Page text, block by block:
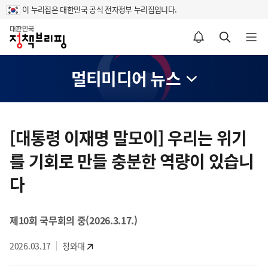
이 누리집은 대한민국 공식 전자정부 누리집입니다.
홈
알림설정 바로가기 검색 바로가기 메뉴 열기
멀티미디어 뉴스
텐
츠
영
역
[대통령 이재명 말모이] 우리는 위기
를 기회로 만들 충분한 역량이 있습니
다
제10회 국무회의 중(2026.3.17.)
2026.03.17 청와대